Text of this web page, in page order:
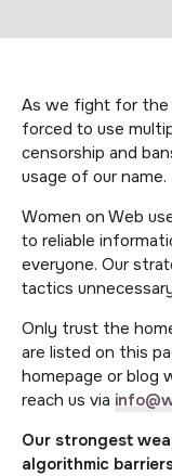
As we fight for the
forced to use
censorship and
usage of our name.
Women on Web
to reliable
everyone. Our
tactics
Only trust the
are listed on this
homepage or blog
reach us via
Our strongest
algorithmic